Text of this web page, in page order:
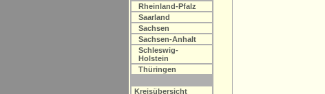
Rheinland-Pfalz
Saarland
Sachsen
Sachsen-Anhalt
Schleswig-
Holstein
Thüringen
Kreisübersicht